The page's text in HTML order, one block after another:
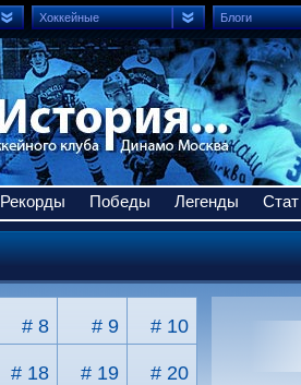
Хоккейные Блоги
Рекорды Победы Легенды Стат
# 8 # 9 # 10
# 18 # 19 # 20